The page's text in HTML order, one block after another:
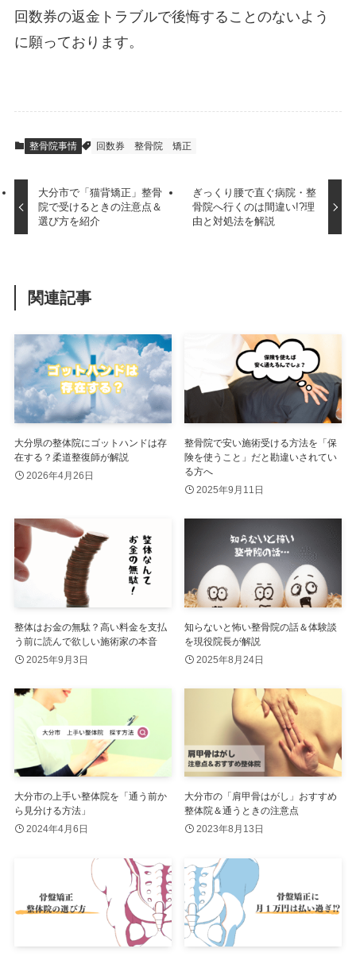
回数券の返金トラブルで後悔することのないよう
に願っております。
整骨院事情 回数券 整骨院 矯正
大分市で「猫背矯正」整骨
院で受けるときの注意点＆
選び方を紹介
ぎっくり腰で直ぐ病院・整
骨院へ行くのは間違い!?理
由と対処法を解説
関連記事
大分県の整体院にゴットハンドは存
在する？柔道整復師が解説
2026年4月26日
整骨院で安い施術受ける方法を「保
険を使うこと」だと勘違いされてい
る方へ
2025年9月11日
整体はお金の無駄？高い料金を支払
う前に読んで欲しい施術家の本音
2025年9月3日
知らないと怖い整骨院の話＆体験談
を現役院長が解説
2025年8月24日
大分市の上手い整体院を「通う前か
ら見分ける方法」
2024年4月6日
大分市の「肩甲骨はがし」おすすめ
整体院＆通うときの注意点
2023年8月13日